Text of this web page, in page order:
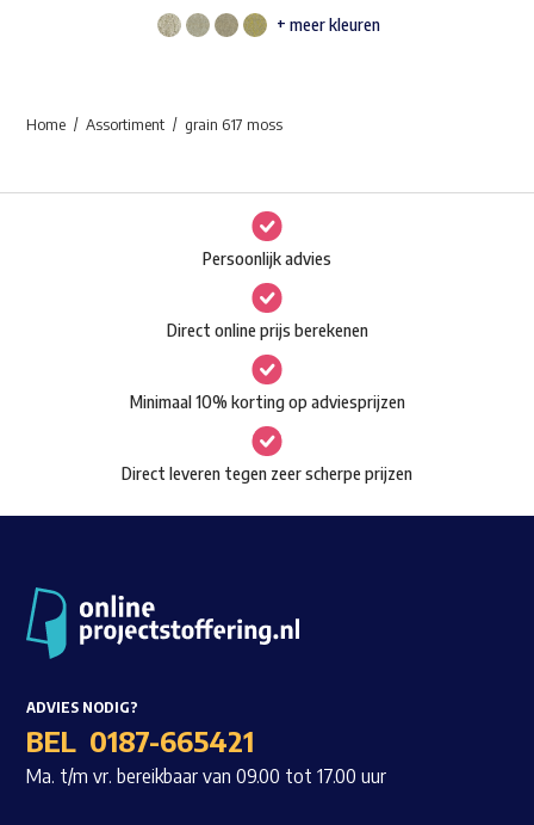
Waar ben je naar op zoek?
Dit
Deze
optie
kan
gekozen
worden
op
de
productpagina
+ meer kleuren
Home Assortiment grain 617 moss
Persoonlijk advies
Direct online prijs berekenen
Minimaal 10% korting op adviesprijzen
Direct leveren tegen zeer scherpe prijzen
ADVIES NODIG?
BEL 0187-665421
Ma. t/m vr. bereikbaar van 09.00 tot 17.00 uur